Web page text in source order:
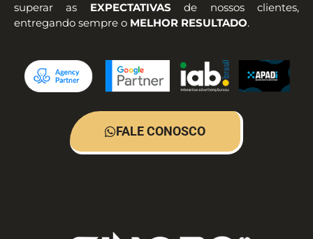
superar as EXPECTATIVASde nossos clientes,
entregando sempre o MELHOR RESULTADO.
FALE CONOSCO